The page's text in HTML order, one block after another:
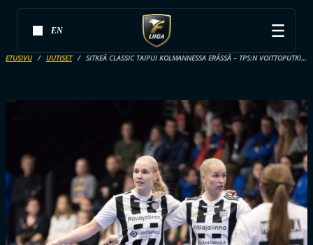
EN
ETUSIVU UUTISET SITKEÄ CLASSIC TAIPUI KOLMANNESSA ERÄSSÄ – TPS:N VOITTOPUTKI VENYI JO VIITEEN OTTELUUN